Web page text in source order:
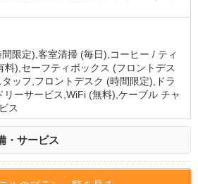
限定),客室清掃 (毎日),コーヒー / ティ
料),セーフティボックス (フロントデス
ッフ,フロントデスク (時間限定),ドラ
リーサービス,WiFi (無料),ケーブル チャ
ス
・サービス